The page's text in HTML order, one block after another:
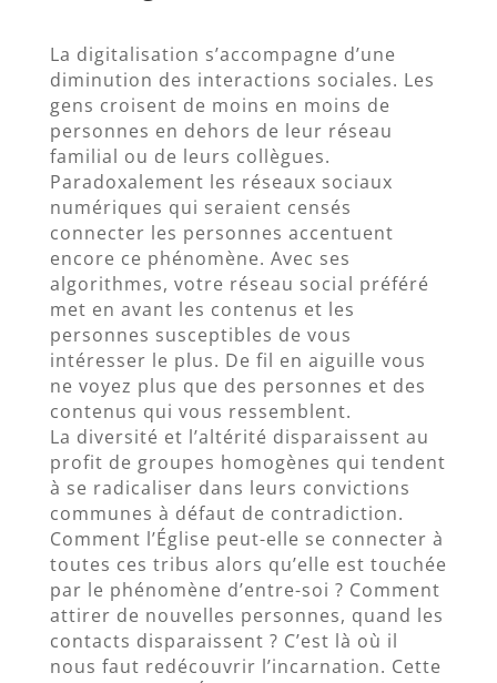
La digitalisation s’accompagne d’une
diminution des interactions sociales. Les
gens croisent de moins en moins de
personnes en dehors de leur réseau
familial ou de leurs collègues.
Paradoxalement les réseaux sociaux
numériques qui seraient censés
connecter les personnes accentuent
encore ce phénomène. Avec ses
algorithmes, votre réseau social préféré
met en avant les contenus et les
personnes susceptibles de vous
intéresser le plus. De fil en aiguille vous
ne voyez plus que des personnes et des
contenus qui vous ressemblent.
La diversité et l’altérité disparaissent au
profit de groupes homogènes qui tendent
à se radicaliser dans leurs convictions
communes à défaut de contradiction.
Comment l’Église peut-elle se connecter à
toutes ces tribus alors qu’elle est touchée
par le phénomène d’entre-soi ? Comment
attirer de nouvelles personnes, quand les
contacts disparaissent ? C’est là où il
nous faut redécouvrir l’incarnation. Cette